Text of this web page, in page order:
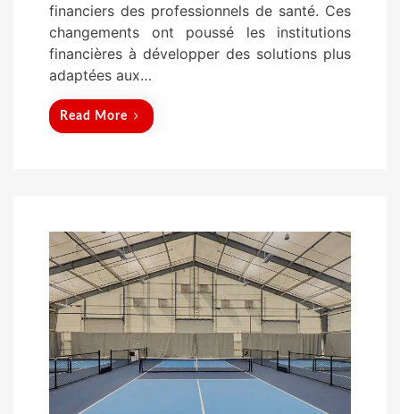
financiers des professionnels de santé. Ces
changements ont poussé les institutions
financières à développer des solutions plus
adaptées aux…
Read More